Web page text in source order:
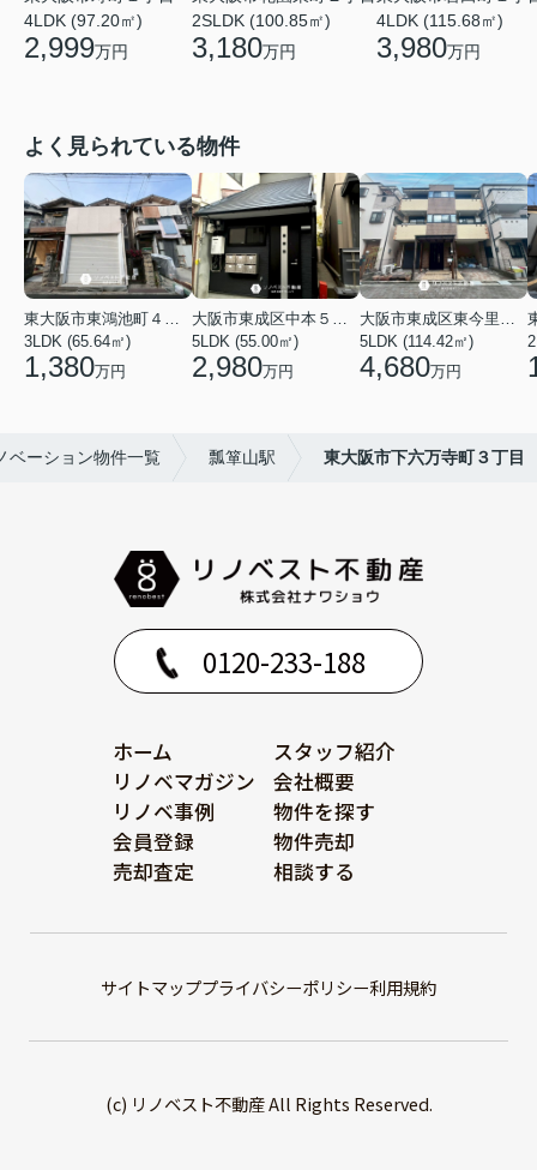
4LDK (97.20㎡)
2,999万円
2SLDK (100.85㎡)
3,180万円
4LDK (115.68㎡)
3,980万円
よく見られている物件
3LDK (65.64㎡)
1,380万円
5LDK (55.00㎡)
2,980万円
5LDK (114.42㎡)
4,680万円
ベーション物件一覧 瓢箪山駅 東大阪市下六万寺町３丁目
0120-233-188
ホーム
スタッフ紹介
リノベマガジン
会社概要
リノベ事例
物件を探す
会員登録
物件売却
売却査定
相談する
サイトマッププライバシーポリシー利用規約
(c) リノベスト不動産 All Rights Reserved.